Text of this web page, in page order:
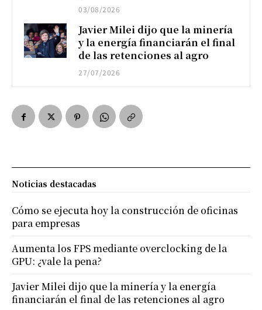
03/08/2026
Javier Milei dijo que la minería
y la energía financiarán el final
de las retenciones al agro
27/07/2026
Noticias destacadas
Cómo se ejecuta hoy la construcción de oficinas
para empresas
Aumenta los FPS mediante overclocking de la
GPU: ¿vale la pena?
Javier Milei dijo que la minería y la energía
financiarán el final de las retenciones al agro